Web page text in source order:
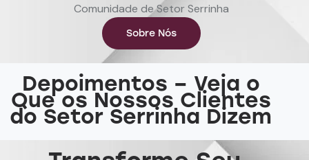
Comunidade de Setor Serrinha
Sobre Nós
Depoimentos – Veja o
Que os Nossos Clientes
do Setor Serrinha Dizem